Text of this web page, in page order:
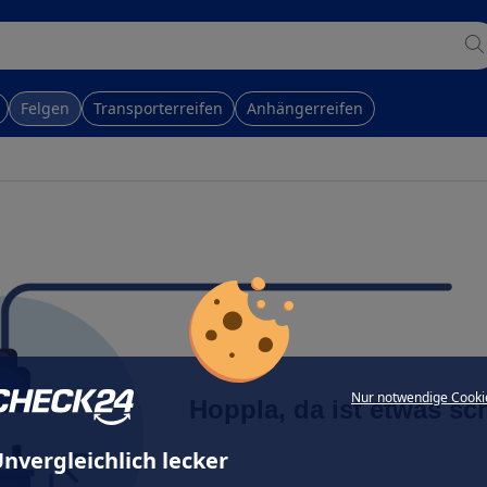
Nur notwendige
lecker
Felgen Transporterreifen Anhängerreifen
Hoppla, da ist etwas